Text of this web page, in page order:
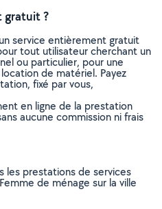
gratuit ?
service entièrement gratuit
tout utilisateur cherchant un
ou particulier, pour une
de matériel. Payez
fixé par vous,
en ligne de la prestation
aucune commission ni frais
les prestations de services
de ménage sur la ville